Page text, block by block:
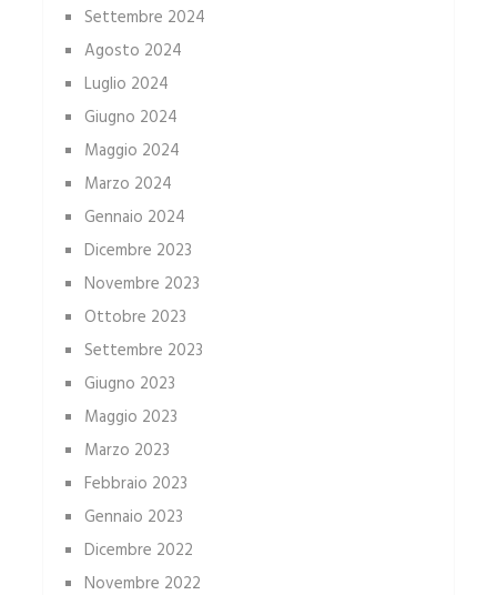
Settembre 2024
Agosto 2024
Luglio 2024
Giugno 2024
Maggio 2024
Marzo 2024
Gennaio 2024
Dicembre 2023
Novembre 2023
Ottobre 2023
Settembre 2023
Giugno 2023
Maggio 2023
Marzo 2023
Febbraio 2023
Gennaio 2023
Dicembre 2022
Novembre 2022